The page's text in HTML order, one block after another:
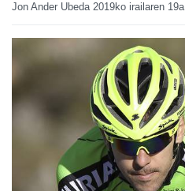
Jon Ander Ubeda 2019ko irailaren 19a